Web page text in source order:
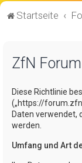
Startseite
ZfN
Diese Richtlinie
(„https://
Daten verwendet,
werden.
Umfang und Art